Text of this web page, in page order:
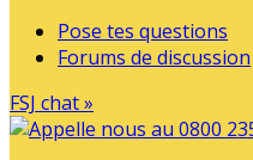
Pose tes questions
Forums de discussion
FSJ chat »